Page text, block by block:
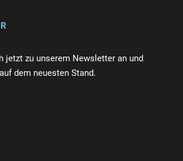
jetzt zu unserem Newsletter an und
dem neuesten Stand.